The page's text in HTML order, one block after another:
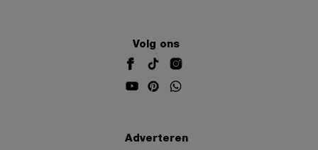
Volg ons
Adverteren